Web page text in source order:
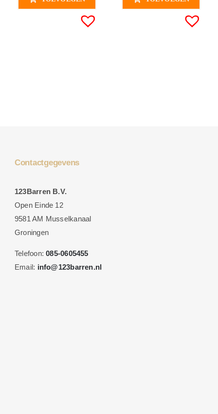
Contactgegevens
123Barren B.V.
Open Einde 12
9581 AM Musselkanaal
Groningen
Telefoon:085-0605455
Email: info@123barren.nl